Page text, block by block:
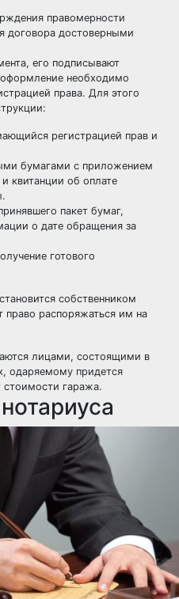
правомерности
договора достоверными
его подписывают
необходимо
права. Для этого
регистрацией прав и
бумагами с приложением
квитанции об оплате
пакет бумаг,
о дате обращения за
готового
собственником
право распоряжаться им на
лицами, состоящими в
одаряемому придется
стоимости гаража.